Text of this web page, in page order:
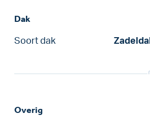
Dak
Soort dak
Overig